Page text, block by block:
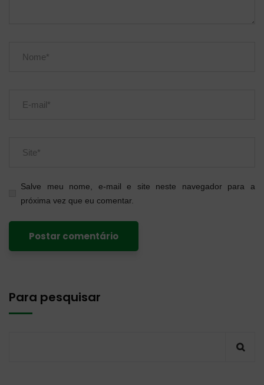
Salve meu nome, e-mail e site neste navegador para a
próxima vez que eu comentar.
Para pesquisar